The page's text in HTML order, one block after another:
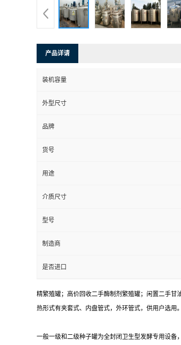
产品详请
装机容量
外型尺寸
品牌
货号
用途
介质尺寸
型号
制造商
是否进口
精繁殖罐；高价回收二手酶制剂繁殖罐；闲置二手
热形式有夹套式、内盘管式，外环管式，供用户选用。
一般一级和二级种子罐为全封闭卫生型发酵专用设